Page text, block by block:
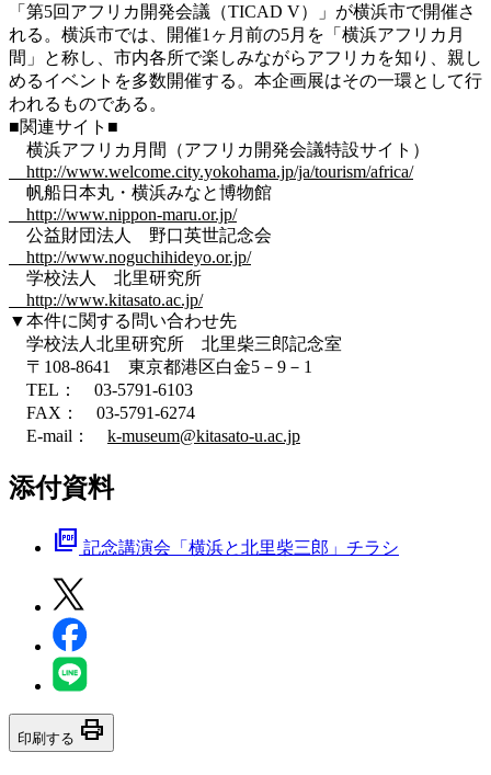
「第5回アフリカ開発会議（TICAD V）」が横浜市で開催さ
れる。横浜市では、開催1ヶ月前の5月を「横浜アフリカ月
間」と称し、市内各所で楽しみながらアフリカを知り、親し
めるイベントを多数開催する。本企画展はその一環として行
われるものである。
■関連サイト■
横浜アフリカ月間（アフリカ開発会議特設サイト）
http://www.welcome.city.yokohama.jp/ja/tourism/africa/
帆船日本丸・横浜みなと博物館
http://www.nippon-maru.or.jp/
公益財団法人 野口英世記念会
http://www.noguchihideyo.or.jp/
学校法人 北里研究所
http://www.kitasato.ac.jp/
▼本件に関する問い合わせ先
学校法人北里研究所 北里柴三郎記念室
〒108-8641 東京都港区白金5－9－1
TEL： 03-5791-6103
FAX： 03-5791-6274
E-mail： k-museum@kitasato-u.ac.jp
添付資料
picture_as_pdf 記念講演会「横浜と北里柴三郎」チラシ
印刷する print